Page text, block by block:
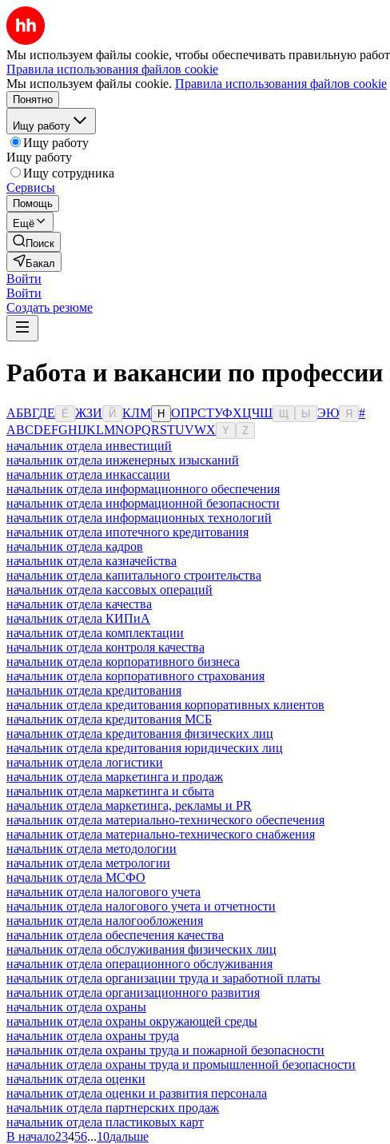
Мы используем файлы cookie, чтобы обеспечивать правильную
Правила использования файлов cookie
Мы используем файлы cookie. Правила использования файлов cookie
Понятно
Ищу работу
Ищу работу
Ищу работу
Ищу сотрудника
Сервисы
Помощь
Ещё
Поиск
Бакал
Войти
Войти
Создать резюме
Работа и вакансии по
АБВГДЕ Ё ЖЗИ Й КЛМ Н ОПРСТУФХЦЧШ Ы ЭЮ Я
#
ABCDEFGHIJKLMNOPQRSTUVWX Y Z
начальник отдела инвестиций
начальник отдела инженерных изысканий
начальник отдела инкассации
начальник отдела информационного обеспечения
начальник отдела информационной безопасности
начальник отдела информационных технологий
начальник отдела ипотечного кредитования
начальник отдела кадров
начальник отдела казначейства
начальник отдела капитального строительства
начальник отдела кассовых операций
начальник отдела качества
начальник отдела КИПиА
начальник отдела комплектации
начальник отдела контроля качества
начальник отдела корпоративного бизнеса
начальник отдела корпоративного страхования
начальник отдела кредитования
начальник отдела кредитования корпоративных клиентов
начальник отдела кредитования МСБ
начальник отдела кредитования физических лиц
начальник отдела кредитования юридических лиц
начальник отдела логистики
начальник отдела маркетинга и продаж
начальник отдела маркетинга и сбыта
начальник отдела маркетинга, рекламы и PR
начальник отдела материально-технического обеспечения
начальник отдела материально-технического снабжения
начальник отдела методологии
начальник отдела метрологии
начальник отдела МСФО
начальник отдела налогового учета
начальник отдела налогового учета и отчетности
начальник отдела налогообложения
начальник отдела обеспечения качества
начальник отдела обслуживания физических лиц
начальник отдела операционного обслуживания
начальник отдела организации труда и заработной платы
начальник отдела организационного развития
начальник отдела охраны
начальник отдела охраны окружающей среды
начальник отдела охраны труда
начальник отдела охраны труда и пожарной безопасности
начальник отдела охраны труда и промышленной безопасности
начальник отдела оценки
начальник отдела оценки и развития персонала
начальник отдела партнерских продаж
начальник отдела пластиковых карт
В начало23456...10дальше